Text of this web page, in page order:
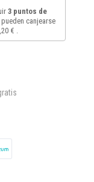
3 puntos de
pueden canjearse
€